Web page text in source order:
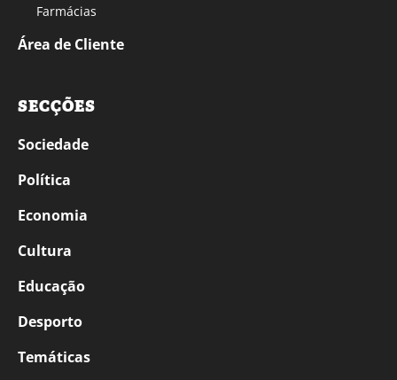
Farmácias
Área de Cliente
SECÇÕES
Sociedade
Política
Economia
Cultura
Educação
Desporto
Temáticas